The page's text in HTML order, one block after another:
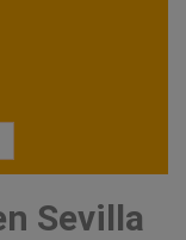
Sevilla